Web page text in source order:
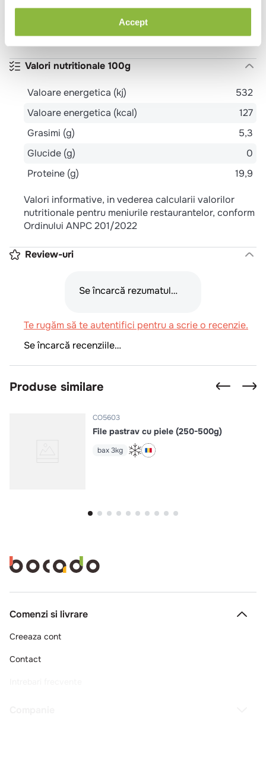
Accept
PESTE
Valori nutritionale 100g
Valoare energetica (kj)
532
Valoare energetica (kcal)
127
Grasimi (g)
5,3
Glucide (g)
0
Proteine (g)
19,9
Valori informative, in vederea calcularii valorilor
nutritionale pentru meniurile restaurantelor, conform
Ordinului ANPC 201/2022
Review-uri
Se încarcă rezumatul…
Te rugăm să te autentifici pentru a scrie o recenzie.
Se încarcă recenziile…
Produse similare
CO5603
File pastrav cu piele (250-500g)
bax 3kg
Comenzi si livrare
Creeaza cont
Contact